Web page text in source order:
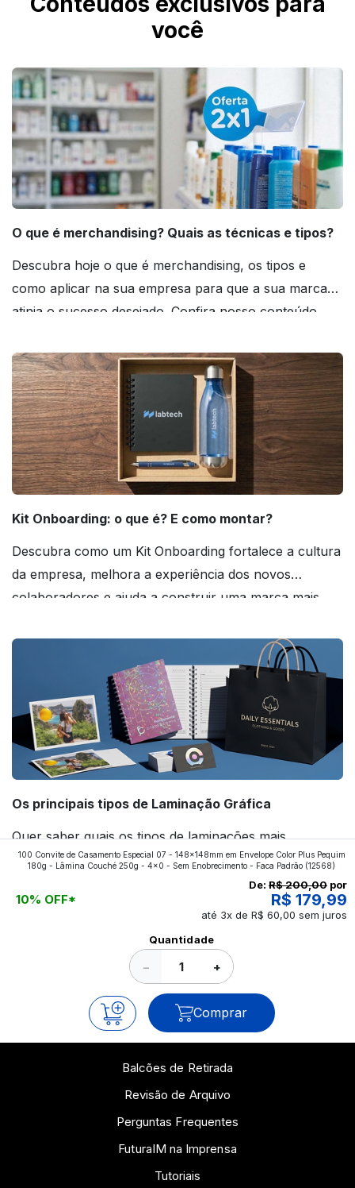
você
O que é merchandising? Quais as técnicas e tipos?
Descubra hoje o que é merchandising, os tipos e
como aplicar na sua empresa para que a sua marca
atinja o sucesso desejado. Confira nosso conteúdo
Kit Onboarding: o que é? E como montar?
Descubra como um Kit Onboarding fortalece a cultura
da empresa, melhora a experiência dos novos
colaboradores e ajuda a construir uma marca mais
Os principais tipos de Laminação Gráfica
Quer saber quais os tipos de laminações mais
aplicados nos impressos da gráfica FuturaIM? Então,
continue a leitura que vamos revelar para você!
100 Convite de Casamento Especial 07 - 148x148mm em Envelope Color Plus Pequim
180g - Lâmina Couché 250g - 4x0 - Sem Enobrecimento - Faca Padrão (12568)
10% OFF*
De: R$ 200,00 por
R$ 179,99
até 3x de R$ 60,00 sem juros
Quantidade
− +
Comprar
Balcões de Retirada
Revisão de Arquivo
Perguntas Frequentes
FuturaIM na Imprensa
Tutoriais